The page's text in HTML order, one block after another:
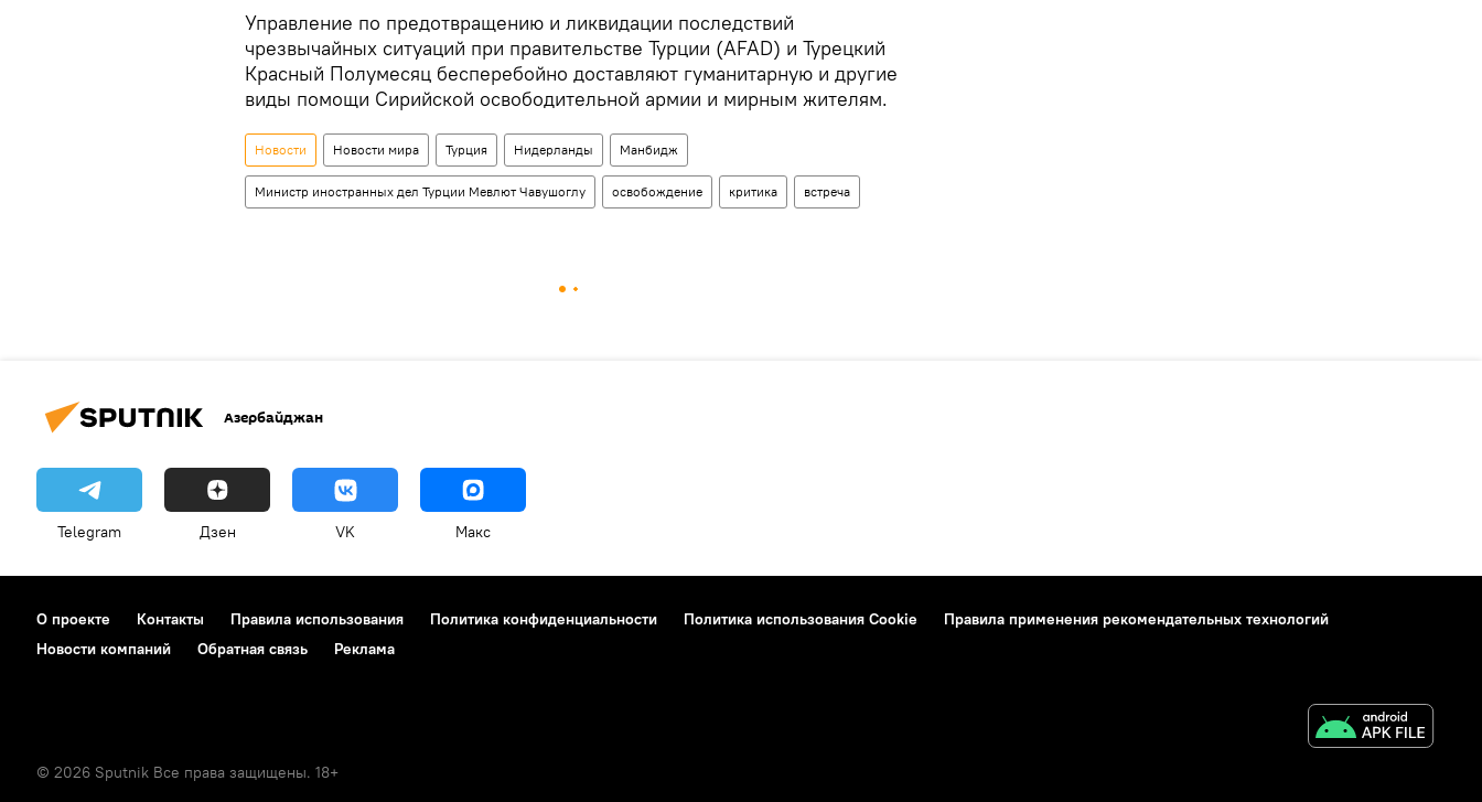
Управление по предотвращению и ликвидации последствий
чрезвычайных ситуаций при правительстве Турции (AFAD) и Турецкий
Красный Полумесяц бесперебойно доставляют гуманитарную и другие
виды помощи Сирийской освободительной армии и мирным жителям.
Новости Новости мира Турция Нидерланды Манбидж
Министр иностранных дел Турции Мевлют Чавушоглу освобождение критика встреча
Азербайджан
Telegram Дзен VK Макс
О проекте Контакты Правила использования Политика конфиденциальности Политика использования Cookie
Правила применения рекомендательных технологий
Новости компаний
Обратная связь Реклама
© 2026 Sputnik Все права защищены. 18+